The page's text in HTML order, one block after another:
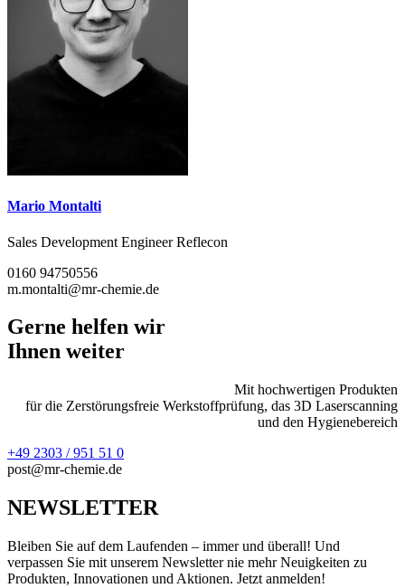
Mario Montalti
Sales Development Engineer Reflecon
0160 94750556
m.montalti@mr-chemie.de
Gerne helfen wir
Ihnen weiter
Mit hochwertigen Produkten
für die Zerstörungsfreie Werkstoffprüfung, das 3D Laserscanning
und den Hygienebereich
+49 2303 / 951 51 0
post@mr-chemie.de
NEWSLETTER
Bleiben Sie auf dem Laufenden – immer und überall! Und
verpassen Sie mit unserem Newsletter nie mehr Neuigkeiten zu
Produkten, Innovationen und Aktionen. Jetzt anmelden!